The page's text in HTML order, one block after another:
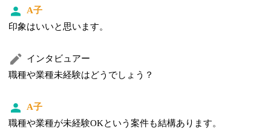
A子
印象はいいと思います。
インタビュアー
職種や業種未経験はどうでしょう？
A子
職種や業種が未経験OKという案件も結構あります。